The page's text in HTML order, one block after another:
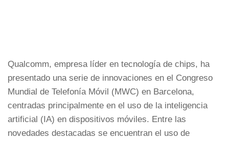
Qualcomm, empresa líder en tecnología de chips, ha
presentado una serie de innovaciones en el Congreso
Mundial de Telefonía Móvil (MWC) en Barcelona,
centradas principalmente en el uso de la inteligencia
artificial (IA) en dispositivos móviles. Entre las
novedades destacadas se encuentran el uso de